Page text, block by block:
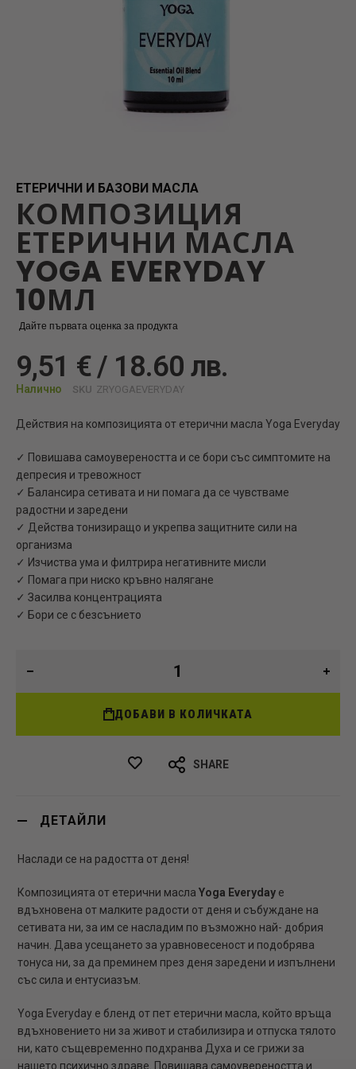
beginning
of
the
images
gallery
ЕТЕРИЧНИ И БАЗОВИ МАСЛА
КОМПОЗИЦИЯ
ЕТЕРИЧНИ МАСЛА
YOGA EVERYDAY
10МЛ
Дайте първата оценка за продукта
9,51 € / 18.60 лв.
Налично SKU ZRYOGAEVERYDAY
Действия на композицията от етерични масла Yoga Everyday
✓ Повишава самоувереността и се бори със симптомите на
депресия и тревожност
✓ Балансира сетивата и ни помага да се чувстваме
радостни и заредени
✓ Действа тонизиращо и укрепва защитните сили на
организма
✓ Изчиства ума и филтрира негативните мисли
✓ Помага при ниско кръвно налягане
✓ Засилва концентрацията
✓ Бори се с безсънието
ДОБАВИ В КОЛИЧКАТА
SHARE
ДЕТАЙЛИ
Наслади се на радостта от деня!
Композицията от етерични масла Yoga Everyday е
вдъхновена от малките радости от деня и събуждане на
сетивата ни, за им се насладим по възможно най- добрия
начин. Дава усещането за уравновесеност и подобрява
тонуса ни, за да преминем през деня заредени и изпълнени
със сила и ентусиазъм.
Yoga Everyday е бленд от пет етерични масла, който връща
вдъхновението ни за живот и стабилизира и отпуска тялото
ни, като същевременно подхранва Духа и се грижи за
нашето психично здраве. Повишава самоувереността и